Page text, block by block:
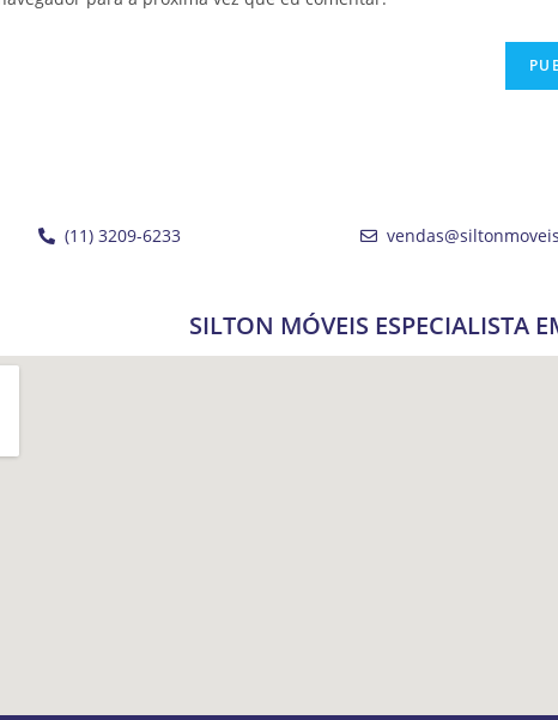
(11) 3209-6233
SILTON MÓVEIS ESPECIALISTA